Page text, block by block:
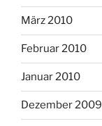
März 2010
Februar 2010
Januar 2010
Dezember 2009